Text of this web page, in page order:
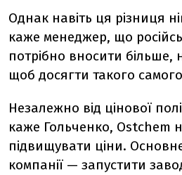
Однак навіть ця різниця
каже менеджер, що
потрібно вносити більше,
щоб досягти такого
Незалежно від цінової
каже Гольченко, Ostchem
підвищувати ціни.
компанії — запустити